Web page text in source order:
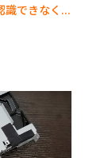
識できなく...